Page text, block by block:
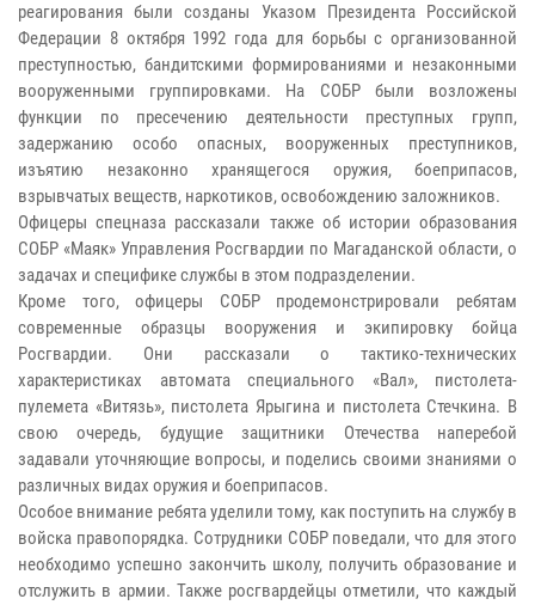
реагирования были созданы Указом Президента Российской
Федерации 8 октября 1992 года для борьбы с организованной
преступностью, бандитскими формированиями и незаконными
вооруженными группировками. На СОБР были возложены
функции по пресечению деятельности преступных групп,
задержанию особо опасных, вооруженных преступников,
изъятию незаконно хранящегося оружия, боеприпасов,
взрывчатых веществ, наркотиков, освобождению заложников.
Офицеры спецназа рассказали также об истории образования
СОБР «Маяк» Управления Росгвардии по Магаданской области, о
задачах и специфике службы в этом подразделении.
Кроме того, офицеры СОБР продемонстрировали ребятам
современные образцы вооружения и экипировку бойца
Росгвардии. Они рассказали о тактико-технических
характеристиках автомата специального «Вал», пистолета-
пулемета «Витязь», пистолета Ярыгина и пистолета Стечкина. В
свою очередь, будущие защитники Отечества наперебой
задавали уточняющие вопросы, и поделись своими знаниями о
различных видах оружия и боеприпасов.
Особое внимание ребята уделили тому, как поступить на службу в
войска правопорядка. Сотрудники СОБР поведали, что для этого
необходимо успешно закончить школу, получить образование и
отслужить в армии. Также росгвардейцы отметили, что каждый